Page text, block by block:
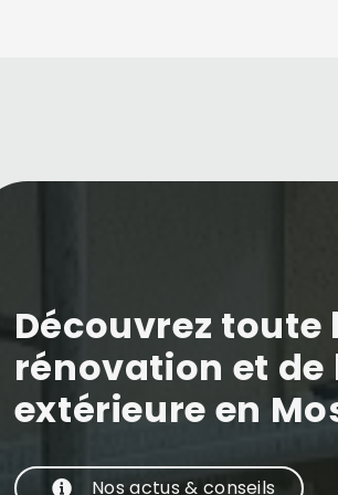
Découvrez
rénovation et
extérieure en
Nos actus & conseils